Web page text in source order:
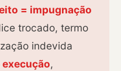
= impugnação
trocado, termo
indevida
,